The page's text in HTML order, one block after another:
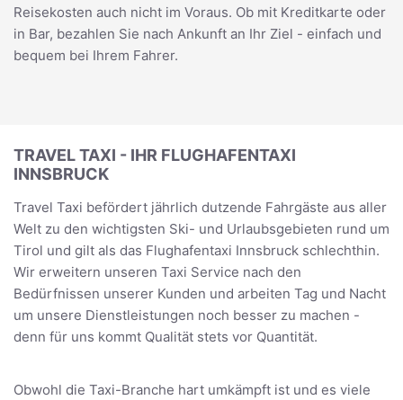
Reisekosten auch nicht im Voraus. Ob mit Kreditkarte oder
in Bar, bezahlen Sie nach Ankunft an Ihr Ziel - einfach und
bequem bei Ihrem Fahrer.
TRAVEL TAXI - IHR FLUGHAFENTAXI
INNSBRUCK
Travel Taxi befördert jährlich dutzende Fahrgäste aus aller
Welt zu den wichtigsten Ski- und Urlaubsgebieten rund um
Tirol und gilt als das Flughafentaxi Innsbruck schlechthin.
Wir erweitern unseren Taxi Service nach den
Bedürfnissen unserer Kunden und arbeiten Tag und Nacht
um unsere Dienstleistungen noch besser zu machen -
denn für uns kommt Qualität stets vor Quantität.
Obwohl die Taxi-Branche hart umkämpft ist und es viele